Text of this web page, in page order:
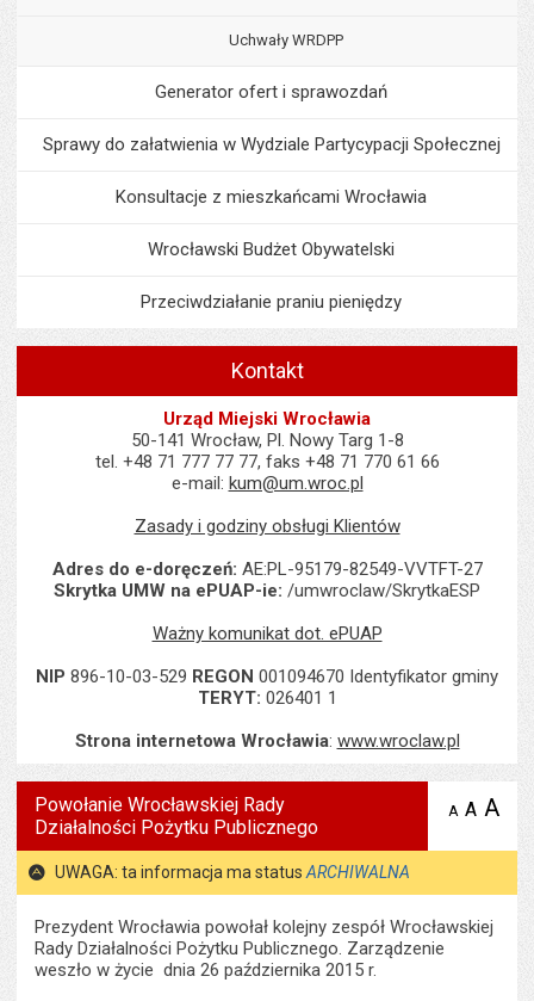
Uchwały WRDPP
Generator ofert i sprawozdań
Sprawy do załatwienia w Wydziale Partycypacji Społecznej
Konsultacje z mieszkańcami Wrocławia
Wrocławski Budżet Obywatelski
Przeciwdziałanie praniu pieniędzy
Kontakt
Urząd Miejski Wrocławia
50-141 Wrocław, Pl. Nowy Targ 1-8
tel. +48 71 777 77 77, faks +48 71 770 61 66
e-mail: kum@um.wroc.pl
Zasady i godziny obsługi Klientów
Adres do e-doręczeń: AE:PL-95179-82549-VVTFT-27
Skrytka UMW na ePUAP-ie: /umwroclaw/SkrytkaESP
Ważny komunikat dot. ePUAP
NIP 896-10-03-529 REGON 001094670 Identyfikator gminy
TERYT: 026401 1
Strona internetowa Wrocławia: www.wroclaw.pl
Powołanie Wrocławskiej Rady
Działalności Pożytku Publicznego
A zmniejsz
A A
UWAGA: ta informacja ma statusARCHIWALNA
Prezydent Wrocławia powołał kolejny zespół Wrocławskiej
Rady Działalności Pożytku Publicznego. Zarządzenie
weszło w życie dnia 26 października 2015 r.